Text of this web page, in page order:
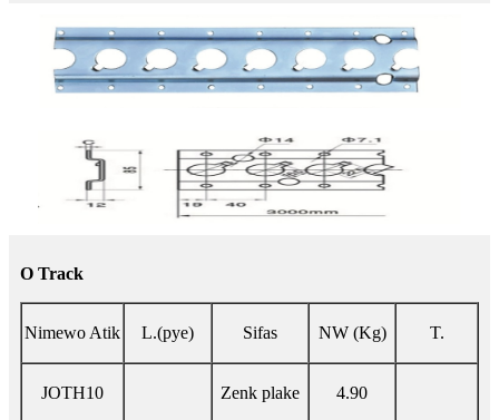
O Track
Nimewo Atik L.(pye) Sifas NW (Kg) T.
JOTH10 Zenk plake 4.90